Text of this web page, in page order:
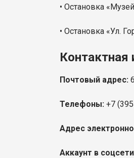
• Остановка
• Остановка «Ул.
Почтовый адрес:
Телефоны: +7
Адрес
Аккаунт в соцсети